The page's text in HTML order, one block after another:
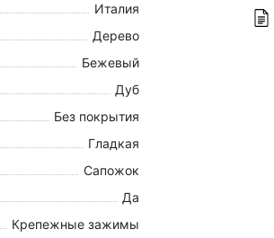
Италия
Дерево
Бежевый
Дуб
Без покрытия
Гладкая
Сапожок
Да
Крепежные зажимы